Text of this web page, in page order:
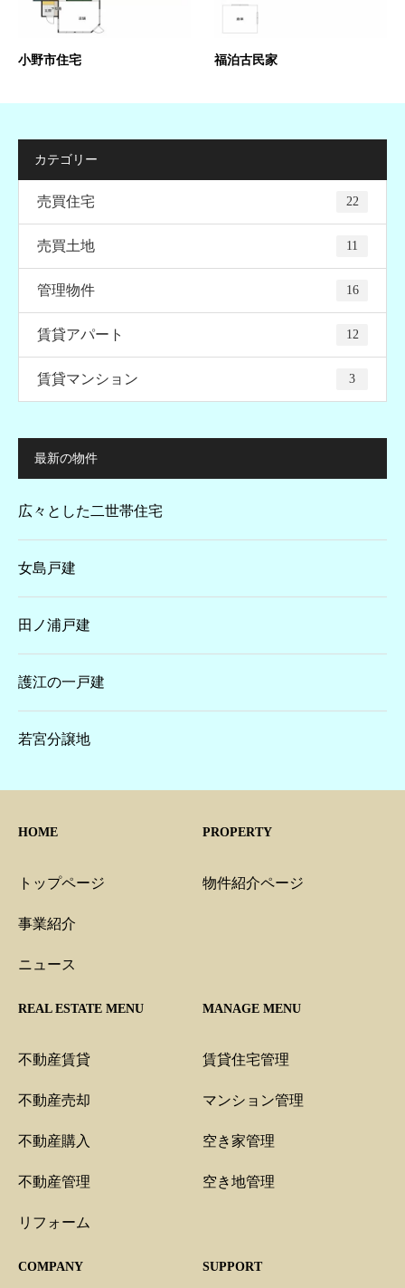
小野市住宅 福泊古民家
カテゴリー
売買住宅 22
売買土地 11
管理物件 16
賃貸アパート 12
賃貸マンション 3
最新の物件
広々とした二世帯住宅
女島戸建
田ノ浦戸建
護江の一戸建
若宮分譲地
HOME
トップページ
事業紹介
ニュース
PROPERTY
物件紹介ページ
REAL ESTATE MENU
不動産賃貸
不動産売却
不動産購入
不動産管理
リフォーム
MANAGE MENU
賃貸住宅管理
マンション管理
空き家管理
空き地管理
COMPANY SUPPORT